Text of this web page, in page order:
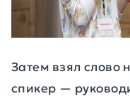
Затем взял
спикер —